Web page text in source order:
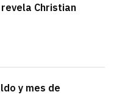
revela Christian
y mes de